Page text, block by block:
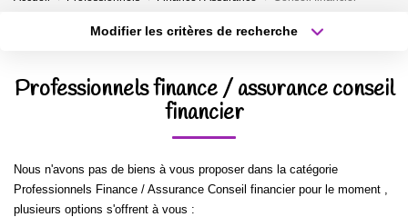
BIENS VENDUS
NOTRE ÉQUIPE
Modifier les critères de recherche
Budget max
Professionnels finance / assurance conseil
financier
Nous n'avons pas de biens à vous proposer dans la catégorie
Professionnels Finance / Assurance Conseil financier pour le moment ,
plusieurs options s'offrent à vous :